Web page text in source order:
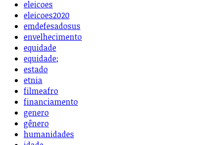
eleicoes
eleicoes2020
emdefesadosus
envelhecimento
equidade
equidade;
estado
etnia
filmeafro
financiamento
genero
gênero
humanidades